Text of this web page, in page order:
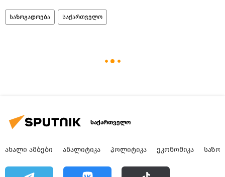
საზოგადოება საქართველო
საქართველო
ᲐᲮᲐᲚᲘ ᲐᲛᲑᲔᲑᲘ ᲐᲜᲐᲚᲘᲢᲘᲙᲐ ᲞᲝᲚᲘᲢᲘᲙᲐ ᲔᲙᲝᲜᲝᲛᲘᲙᲐ